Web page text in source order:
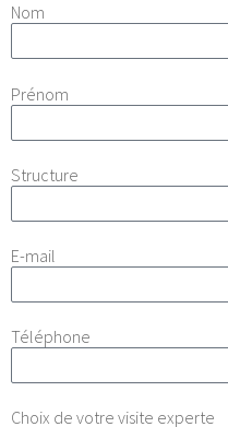
Nom
Prénom
Structure
E-mail
Téléphone
Choix de votre visite experte